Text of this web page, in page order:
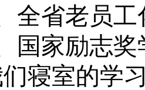
全省老员
国家励志
寝室的学